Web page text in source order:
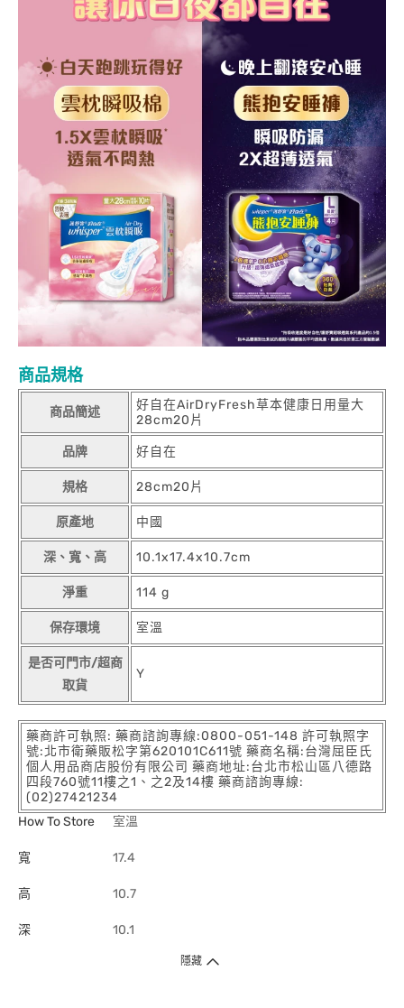
商品規格
商品簡述
好自在AirDryFresh草本健康日用量大
28cm20片
品牌 好自在
規格 28cm20片
原產地 中國
深、寬、高 10.1x17.4x10.7cm
淨重 114 g
保存環境 室溫
是否可門市/超商
取貨
Y
藥商許可執照: 藥商諮詢專線:0800-051-148 許可執照字
號:北市衛藥販松字第620101C611號 藥商名稱:台灣屈臣氏
個人用品商店股份有限公司 藥商地址:台北市松山區八德路
四段760號11樓之1、之2及14樓 藥商諮詢專線:
(02)27421234
How To Store
室溫
寬 17.4
高 10.7
深 10.1
隱藏